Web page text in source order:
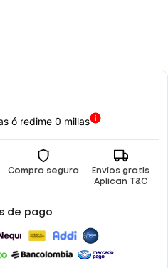
ó redime 0 millas
Compra segura
Envíos gratis
Aplican T&C
de pago